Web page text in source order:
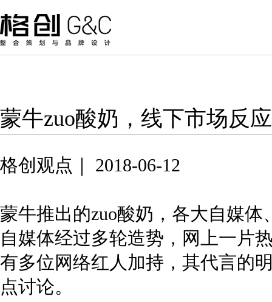
蒙牛zuo酸奶，线下市场反
格创观点｜ 2018-06-12
蒙牛推出的zuo酸奶，各大自媒
自媒体经过多轮造势，网上一片
有多位网络红人加持，其代言的
点讨论。